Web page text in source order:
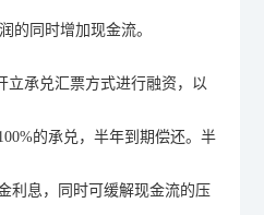
的同时增加现金流。
立承兑汇票方式进行融资，以
的承兑，半年到期偿还。半
利息，同时可缓解现金流的压